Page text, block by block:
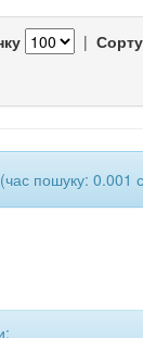
|
(час пошуку: 0.001